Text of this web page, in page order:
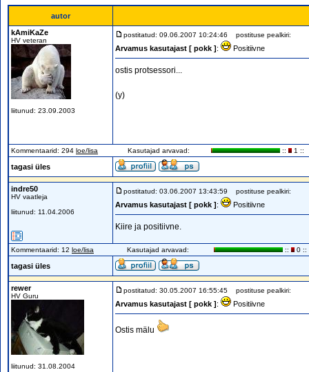
autor
kAmiKaZe
HV veteran
liitunud: 23.09.2003
postitatud: 09.06.2007 10:24:46 postituse pealkiri:
Arvamus kasutajast [ pokk ]: Positiivne
ostis protsessori...
(y)
Kommentaarid: 294 loe/lisa Kasutajad arvavad: :: 1 ::
tagasi üles
indre50
HV vaatleja
liitunud: 11.04.2006
postitatud: 03.06.2007 13:43:59 postituse pealkiri:
Arvamus kasutajast [ pokk ]: Positiivne
Kiire ja positiivne.
Kommentaarid: 12 loe/lisa Kasutajad arvavad: :: 0 ::
tagasi üles
rewer
HV Guru
liitunud: 31.08.2004
postitatud: 30.05.2007 16:55:45 postituse pealkiri:
Arvamus kasutajast [ pokk ]: Positiivne
Ostis mälu